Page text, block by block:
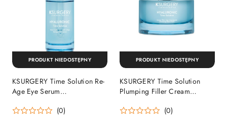
KSURGERY Time Solution Re-
Age Eye Serum
Okolicę Oczu (0)
PRODUKT NIEDOSTĘPNY
KSURGERY Time Solution
Plumping Filler Cream
z Ceramidami (0)
PRODUKT NIEDOSTĘPNY